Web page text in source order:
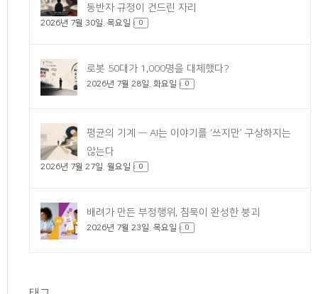
동반자 규정이 건드린 자리
2026년 7월 30일. 목요일 0
로봇 50대가 1,000명을 대체했다?
2026년 7월 28일. 화요일 0
평균의 기계 — AI는 이야기를 ‘쓰지만’ 구상하지는
않는다
2026년 7월 27일. 월요일 0
배려가 만든 부정행위, 침묵이 완성한 붕괴
2026년 7월 23일. 목요일 0